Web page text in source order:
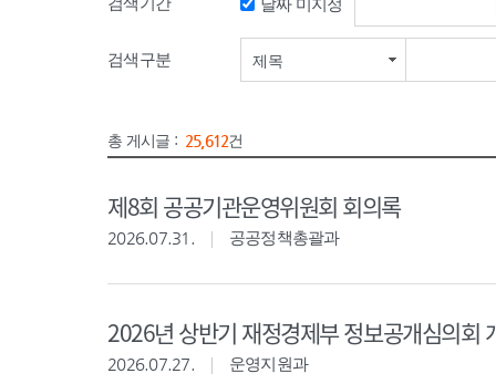
검색구분 제목
총 게시글 : 25,612건
제8회 공공기관운영위원회 회의록
2026.07.31. 공공정책총괄과
2026년 상반기 재정경제부 정보공개심의회
2026.07.27. 운영지원과